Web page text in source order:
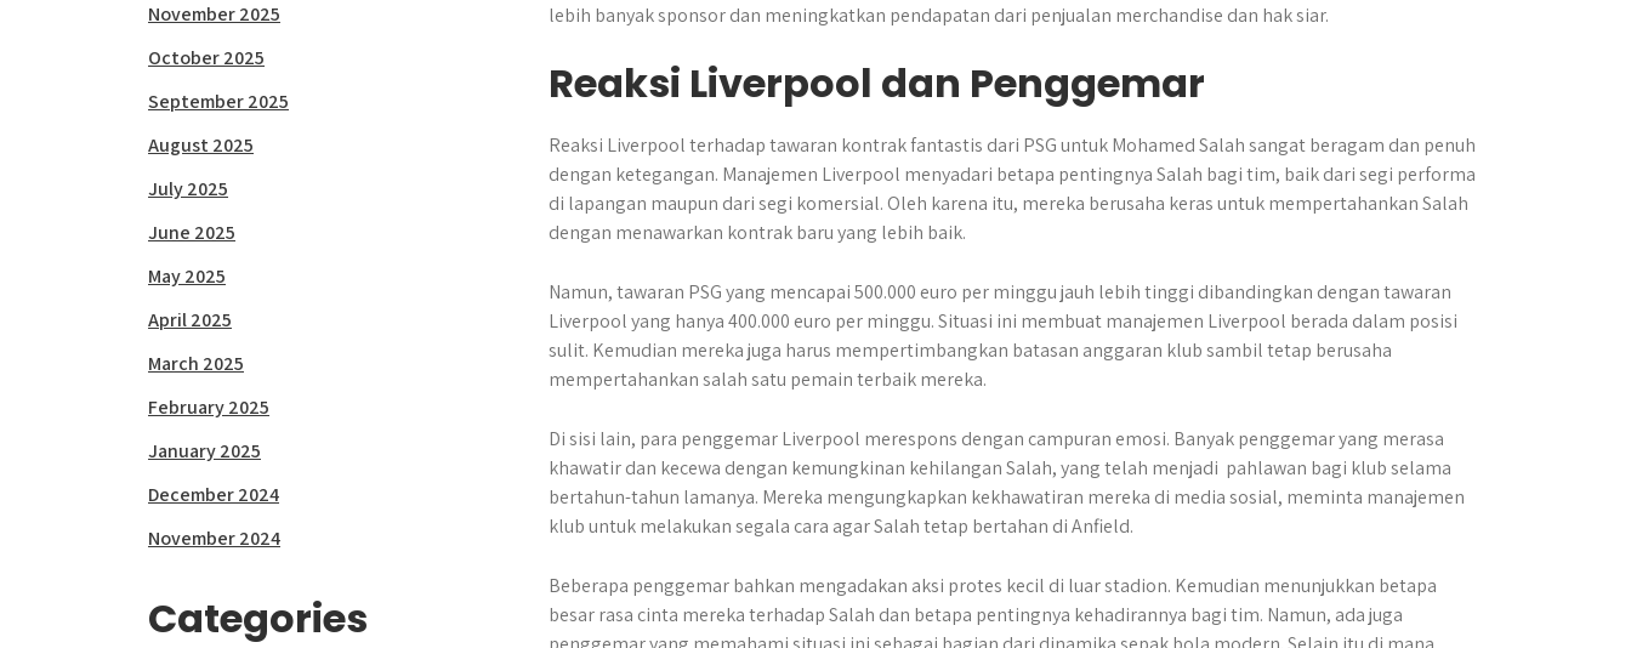
lebih banyak sponsor dan meningkatkan pendapatan dari penjualan merchandise dan hak siar.
Reaksi Liverpool dan Penggemar
Reaksi Liverpool terhadap tawaran kontrak fantastis dari PSG untuk Mohamed Salah sangat beragam dan penuh
dengan ketegangan. Manajemen Liverpool menyadari betapa pentingnya Salah bagi tim, baik dari segi performa
di lapangan maupun dari segi komersial. Oleh karena itu, mereka berusaha keras untuk mempertahankan Salah
dengan menawarkan kontrak baru yang lebih baik.
Namun, tawaran PSG yang mencapai 500.000 euro per minggu jauh lebih tinggi dibandingkan dengan tawaran
Liverpool yang hanya 400.000 euro per minggu. Situasi ini membuat manajemen Liverpool berada dalam posisi
sulit. Kemudian mereka juga harus mempertimbangkan batasan anggaran klub sambil tetap berusaha
mempertahankan salah satu pemain terbaik mereka.
Di sisi lain, para penggemar Liverpool merespons dengan campuran emosi. Banyak penggemar yang merasa
khawatir dan kecewa dengan kemungkinan kehilangan Salah, yang telah menjadi pahlawan bagi klub selama
bertahun-tahun lamanya. Mereka mengungkapkan kekhawatiran mereka di media sosial, meminta manajemen
klub untuk melakukan segala cara agar Salah tetap bertahan di Anfield.
Beberapa penggemar bahkan mengadakan aksi protes kecil di luar stadion. Kemudian menunjukkan betapa
besar rasa cinta mereka terhadap Salah dan betapa pentingnya kehadirannya bagi tim. Namun, ada juga
November 2025
October 2025
September 2025
August 2025
July 2025
June 2025
May 2025
April 2025
March 2025
February 2025
January 2025
December 2024
November 2024
Categories